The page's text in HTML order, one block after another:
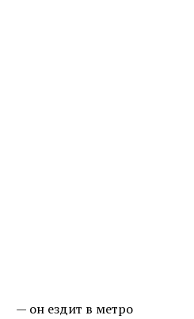
— он ездит в метро